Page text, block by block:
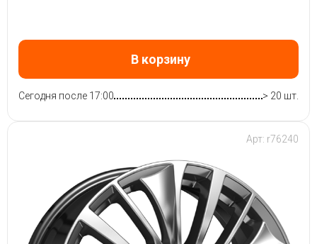
В корзину
Сегодня после 17:00 > 20 шт.
Арт: r76240